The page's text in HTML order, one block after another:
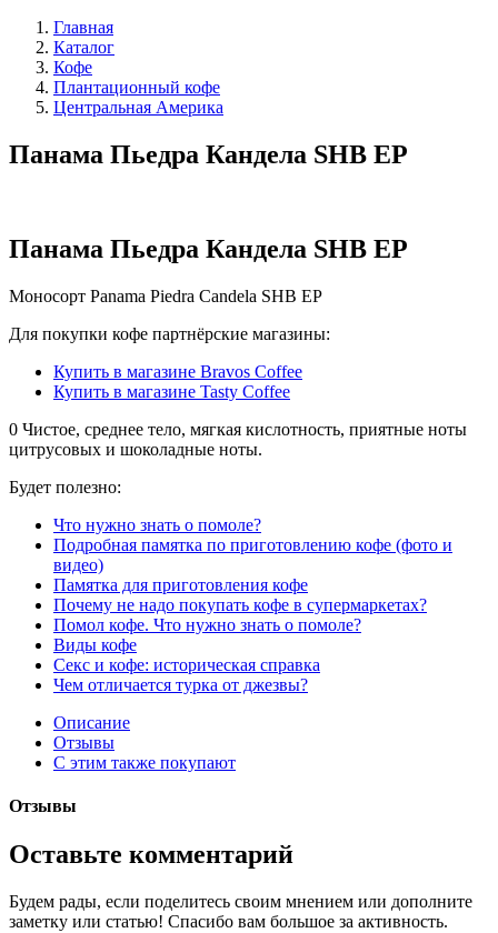
Главная
Каталог
Кофе
Плантационный кофе
Центральная Америка
Панама Пьедра Кандела SHB ЕР
Панама Пьедра Кандела SHB ЕР
Моносорт Panama Piedra Candela SHB EP
Для покупки кофе партнёрские магазины:
Купить в магазине Bravos Coffee
Купить в магазине Tasty Coffee
0 Чистое, среднее тело, мягкая кислотность, приятные ноты
цитрусовых и шоколадные ноты.
Будет полезно:
Что нужно знать о помоле?
Подробная памятка по приготовлению кофе (фото и
видео)
Памятка для приготовления кофе
Почему не надо покупать кофе в супермаркетах?
Помол кофе. Что нужно знать о помоле?
Виды кофе
Секс и кофе: историческая справка
Чем отличается турка от джезвы?
Описание
Отзывы
С этим также покупают
Отзывы
Оставьте комментарий
Будем рады, если поделитесь своим мнением или дополните
заметку или статью! Спасибо вам большое за активность.